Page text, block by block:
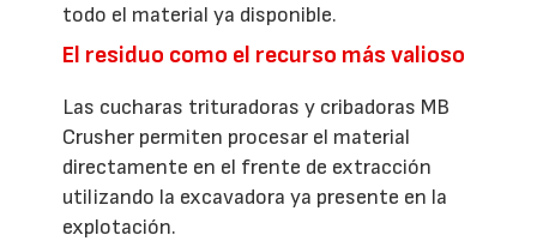
todo el material ya disponible.
El residuo como el recurso más valioso
Las cucharas trituradoras y cribadoras MB
Crusher permiten procesar el material
directamente en el frente de extracción
utilizando la excavadora ya presente en la
explotación.